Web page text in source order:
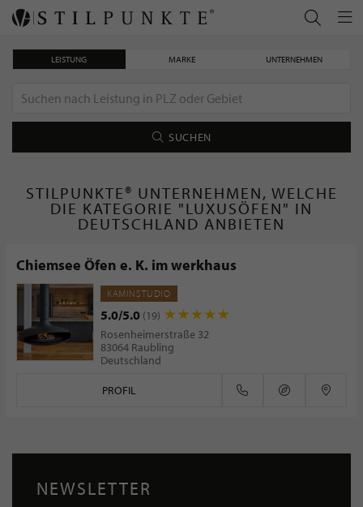
LEISTUNG MARKE UNTERNEHMEN
SUCHEN
STILPUNKTE® UNTERNEHMEN, WELCHE
DIE KATEGORIE "LUXUSÖFEN" IN
DEUTSCHLAND ANBIETEN
Chiemsee Öfen e. K. im werkhaus
KAMINSTUDIO
5.0/5.0 (19)
Rosenheimerstraße 32
83064 Raubling
Deutschland
PROFIL
NEWSLETTER